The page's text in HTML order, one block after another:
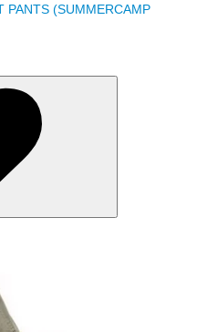
PANTS (SUMMERCAMP